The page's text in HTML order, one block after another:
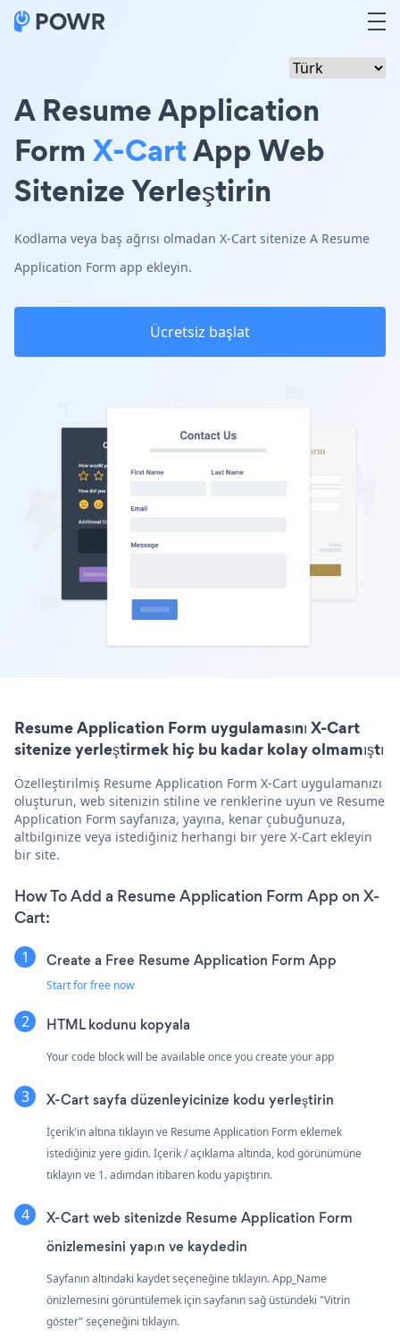
A Resume Application
Form X-CartApp Web
Sitenize Yerleştirin
Kodlama veya baş ağrısı olmadan X-Cart sitenize A Resume
Application Form app ekleyin.
Ücretsiz başlat
Resume Application Form uygulamasını X-Cart
sitenize yerleştirmek hiç bu kadar kolay olmamıştı
Özelleştirilmiş Resume Application Form X-Cart uygulamanızı
oluşturun, web sitenizin stiline ve renklerine uyun ve Resume
Application Form sayfanıza, yayına, kenar çubuğunuza,
altbilginize veya istediğiniz herhangi bir yere X-Cart ekleyin
bir site.
How To Add a Resume Application Form App on X-
Cart:
Create a Free Resume Application Form App
Start for free now
HTML kodunu kopyala
Your code block will be available once you create your app
X-Cart sayfa düzenleyicinize kodu yerleştirin
İçerik'in altına tıklayın ve Resume Application Form eklemek
istediğiniz yere gidin. İçerik / açıklama altında, kod görünümüne
tıklayın ve 1. adımdan itibaren kodu yapıştırın.
X-Cart web sitenizde Resume Application Form
önizlemesini yapın ve kaydedin
Sayfanın altındaki kaydet seçeneğine tıklayın. App_Name
önizlemesini görüntülemek için sayfanın sağ üstündeki "Vitrin
göster" seçeneğini tıklayın.